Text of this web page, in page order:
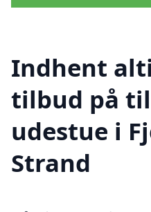
Indhent
tilbud på
udestue i
Strand